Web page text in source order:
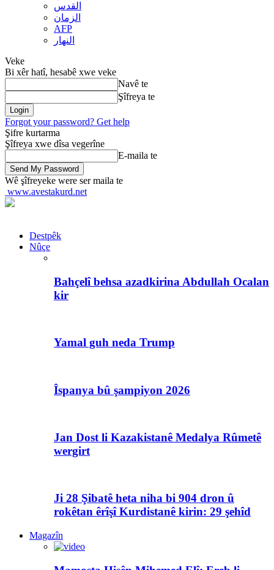
القدس
الزمان
AFP
النهار
Veke
Bi xêr hatî, hesabê xwe veke
Navê te
Şîfreya te
Forgot your password? Get help
Şifre kurtarma
Şîfreya xwe dîsa vegerîne
E-maila te
Wê şîfreyeke were ser maila te
www.avestakurd.net
Destpêk
Nûçe
Bahçelî behsa azadkirina Abdullah Ocalan
kir
Yamal guh neda Trump
Îspanya bû şampiyon 2026
Jan Dost li Kazakistanê Medalya Rûmetê
wergirt
Ji 28 Şibatê heta niha bi 904 dron û
rokêtan êrîşî Kurdistanê kirin: 29 şehîd
Magazîn